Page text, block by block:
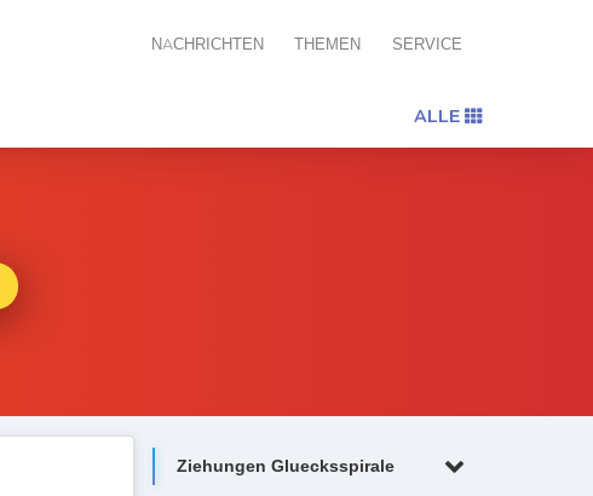
NACHRICHTEN THEMEN SERVICE
ALLE
Ziehungen Gluecksspirale